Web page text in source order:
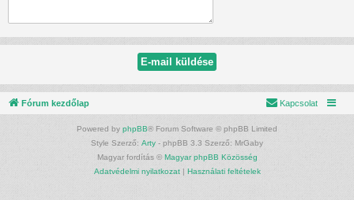
Fórum kezdőlap Kapcsolat
Powered by phpBB® Forum Software © phpBB Limited
Style Szerző: Arty - phpBB 3.3 Szerző: MrGaby
Magyar fordítás © Magyar phpBB Közösség
Adatvédelmi nyilatkozat| Használati feltételek